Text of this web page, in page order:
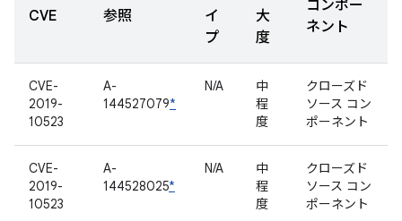
CVE 参照
イ
プ
大
度
コンポー
ネント
CVE-
2019-
10523
A-
144527079*
N/A
中
程
度
クローズド
ソース コン
ポーネント
CVE-
2019-
10523
A-
144528025*
N/A
中
程
度
クローズド
ソース コン
ポーネント